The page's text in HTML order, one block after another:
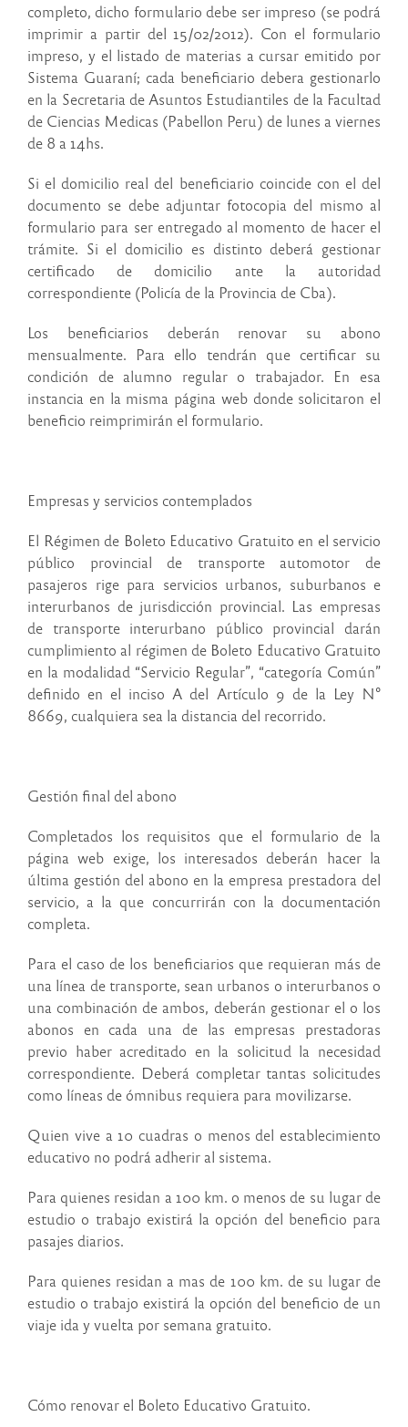
completo, dicho formulario debe ser impreso (se podrá
imprimir a partir del 15/02/2012). Con el formulario
impreso, y el listado de materias a cursar emitido por
Sistema Guaraní; cada beneficiario debera gestionarlo
en la Secretaria de Asuntos Estudiantiles de la Facultad
de Ciencias Medicas (Pabellon Peru) de lunes a viernes
de 8 a 14hs.
Si el domicilio real del beneficiario coincide con el del
documento se debe adjuntar fotocopia del mismo al
formulario para ser entregado al momento de hacer el
trámite. Si el domicilio es distinto deberá gestionar
certificado de domicilio ante la autoridad
correspondiente (Policía de la Provincia de Cba).
Los beneficiarios deberán renovar su abono
mensualmente. Para ello tendrán que certificar su
condición de alumno regular o trabajador. En esa
instancia en la misma página web donde solicitaron el
beneficio reimprimirán el formulario.
Empresas y servicios contemplados
El Régimen de Boleto Educativo Gratuito en el servicio
público provincial de transporte automotor de
pasajeros rige para servicios urbanos, suburbanos e
interurbanos de jurisdicción provincial. Las empresas
de transporte interurbano público provincial darán
cumplimiento al régimen de Boleto Educativo Gratuito
en la modalidad “Servicio Regular”, “categoría Común”
definido en el inciso A del Artículo 9 de la Ley N°
8669, cualquiera sea la distancia del recorrido.
Gestión final del abono
Completados los requisitos que el formulario de la
página web exige, los interesados deberán hacer la
última gestión del abono en la empresa prestadora del
servicio, a la que concurrirán con la documentación
completa.
Para el caso de los beneficiarios que requieran más de
una línea de transporte, sean urbanos o interurbanos o
una combinación de ambos, deberán gestionar el o los
abonos en cada una de las empresas prestadoras
previo haber acreditado en la solicitud la necesidad
correspondiente. Deberá completar tantas solicitudes
como líneas de ómnibus requiera para movilizarse.
Quien vive a 10 cuadras o menos del establecimiento
educativo no podrá adherir al sistema.
Para quienes residan a 100 km. o menos de su lugar de
estudio o trabajo existirá la opción del beneficio para
pasajes diarios.
Para quienes residan a mas de 100 km. de su lugar de
estudio o trabajo existirá la opción del beneficio de un
viaje ida y vuelta por semana gratuito.
Cómo renovar el Boleto Educativo Gratuito.